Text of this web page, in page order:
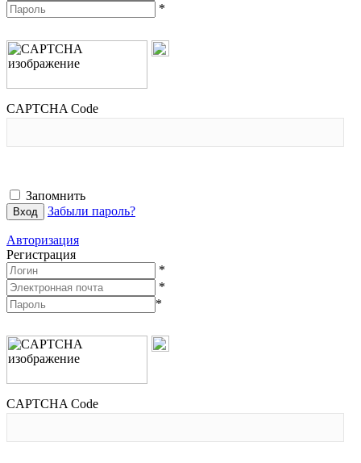
*
CAPTCHA Code
Запомнить
Забыли пароль?
Авторизация
Регистрация
*
*
*
CAPTCHA Code